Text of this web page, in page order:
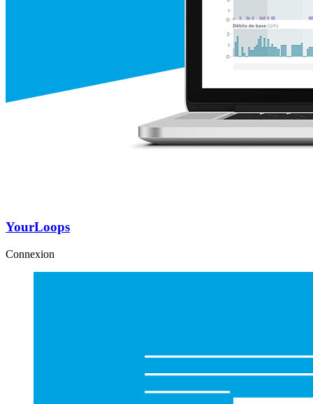
YourLoops
Connexion